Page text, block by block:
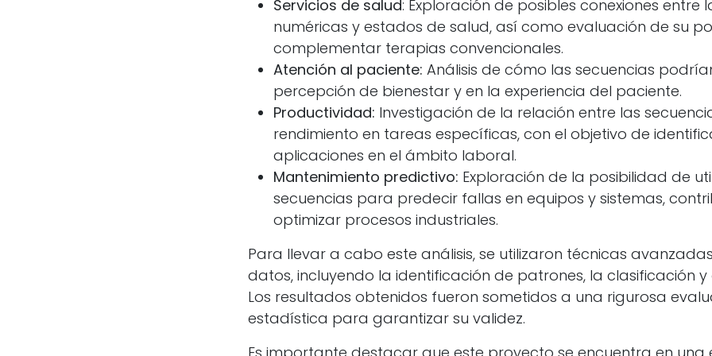
Servicios de salud: Exploración de posibles conexiones entre
numéricas y estados de salud, así como evaluación de su
complementar terapias convencionales.
Atención al paciente: Análisis de cómo las secuencias
percepción de bienestar y en la experiencia del paciente.
Productividad: Investigación de la relación entre las
rendimiento en tareas específicas, con el objetivo de
aplicaciones en el ámbito laboral.
Mantenimiento predictivo: Exploración de la posibilidad de
secuencias para predecir fallas en equipos y sistemas,
optimizar procesos industriales.
Para llevar a cabo este análisis, se utilizaron técnicas
datos, incluyendo la identificación de patrones, la clasificación y
Los resultados obtenidos fueron sometidos a una rigurosa
estadística para garantizar su validez.